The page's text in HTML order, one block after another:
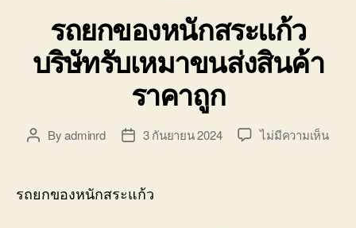
บริการ
รถยก
รถ
รับจ้าง
ใน
เขต
บ่อ
วิน
รถยกของหนักสระแก้ว
บริษัทรับเหมาขนส่งสินค้า
ราคาถูก
PostByadminrd
Post3 กันยายน 2024 ไม่มีความเห็นบน
รถยกของหนักสระแก้ว